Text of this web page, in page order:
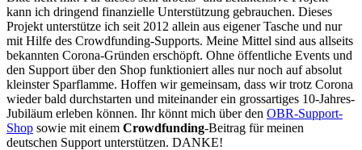
kann ich dringend finanzielle Unterstützung gebrauchen. Dieses
Projekt unterstütze ich seit 2012 allein aus eigener Tasche und nur
mit Hilfe des Crowdfunding-Supports. Meine Mittel sind aus allseits
bekannten Corona-Gründen erschöpft. Ohne öffentliche Events und
den Support über den Shop funktioniert alles nur noch auf absolut
kleinster Sparflamme. Hoffen wir gemeinsam, dass wir trotz Corona
wieder bald durchstarten und miteinander ein grossartiges 10-Jahres-
Jubiläum erleben können. Ihr könnt mich über den OBR-Support-
Shop sowie mit einem Crowdfunding-Beitrag für meinen
deutschen Support unterstützen. DANKE!